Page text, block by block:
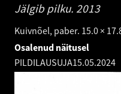
Jälgib pilku. 2013
Kuivnõel, paber. 15.0 ×
Osalenud näitusel
PILDILAUSUJA15.05.2024